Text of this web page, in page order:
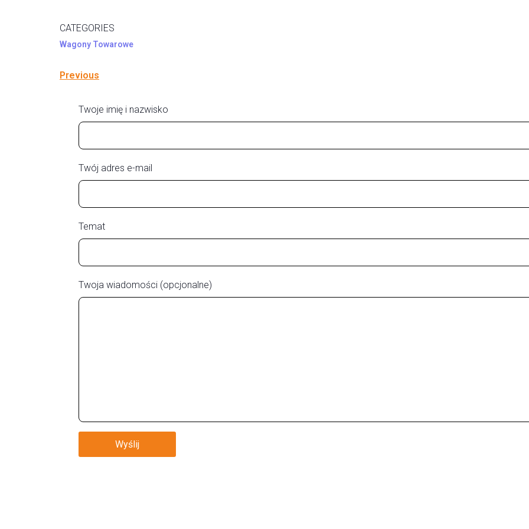
CATEGORIES
Wagony Towarowe
Previous
Twoje imię i nazwisko
Twój adres e-mail
Temat
Twoja wiadomości (opcjonalne)